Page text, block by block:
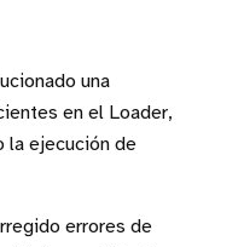
una
en el Loader,
la ejecución de
errores de